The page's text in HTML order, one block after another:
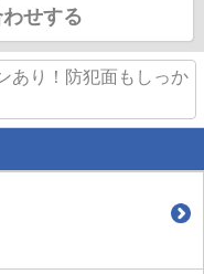
せする
あり！防犯面もしっか